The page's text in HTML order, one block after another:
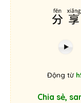
分享
Động từ
Chia sẻ,